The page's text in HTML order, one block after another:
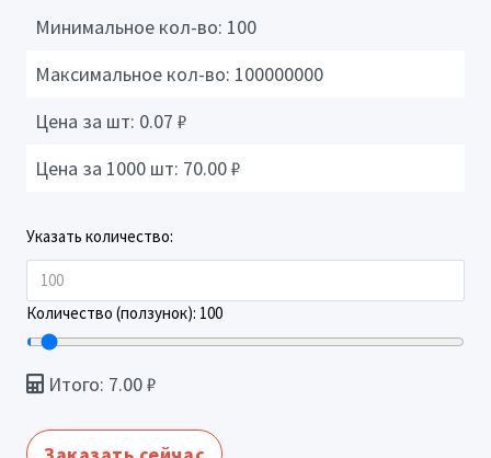
Минимальное кол-во: 100
Максимальное кол-во: 100000000
Цена за шт: 0.07 ₽
Цена за 1000 шт: 70.00₽
Указать количество:
Количество (ползунок): 100
Итого: 7.00₽